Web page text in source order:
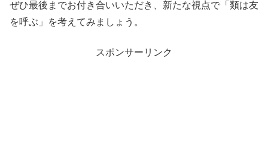
ぜひ最後までお付き合いいただき、新たな視点で「類は友
を呼ぶ」を考えてみましょう。
スポンサーリンク